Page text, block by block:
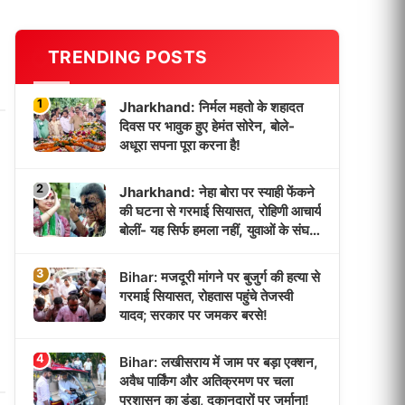
TRENDING POSTS
1
Jharkhand: निर्मल महतो के शहादत
दिवस पर भावुक हुए हेमंत सोरेन, बोले-
अधूरा सपना पूरा करना है!
2
Jharkhand: नेहा बोरा पर स्याही फेंकने
की घटना से गरमाई सियासत, रोहिणी आचार्य
बोलीं- यह सिर्फ हमला नहीं, युवाओं के संघर्ष
3
Bihar: मजदूरी मांगने पर बुजुर्ग की हत्या से
गरमाई सियासत, रोहतास पहुंचे तेजस्वी
यादव; सरकार पर जमकर बरसे!
4
Bihar: लखीसराय में जाम पर बड़ा एक्शन,
अवैध पार्किंग और अतिक्रमण पर चला
प्रशासन का डंडा, दुकानदारों पर जुर्माना!